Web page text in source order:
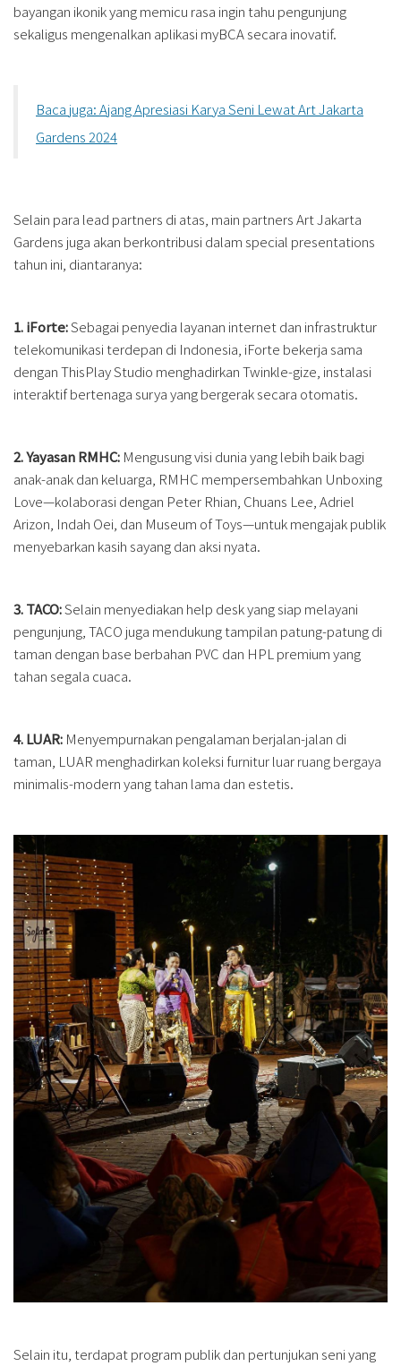
bayangan ikonik yang memicu rasa ingin tahu pengunjung
sekaligus mengenalkan aplikasi myBCA secara inovatif.
Baca juga: Ajang Apresiasi Karya Seni Lewat Art Jakarta
Gardens 2024
Selain para lead partners di atas, main partners Art Jakarta
Gardens juga akan berkontribusi dalam special presentations
tahun ini, diantaranya:
1. iForte:Sebagai penyedia layanan internet dan infrastruktur
telekomunikasi terdepan di Indonesia, iForte bekerja sama
dengan ThisPlay Studio menghadirkan Twinkle-gize, instalasi
interaktif bertenaga surya yang bergerak secara otomatis.
2. Yayasan RMHC: Mengusung visi dunia yang lebih baik bagi
anak-anak dan keluarga, RMHC mempersembahkan Unboxing
Love—kolaborasi dengan Peter Rhian, Chuans Lee, Adriel
Arizon, Indah Oei, dan Museum of Toys—untuk mengajak publik
menyebarkan kasih sayang dan aksi nyata.
3. TACO:Selain menyediakan help desk yang siap melayani
pengunjung, TACO juga mendukung tampilan patung-patung di
taman dengan base berbahan PVC dan HPL premium yang
tahan segala cuaca.
4. LUAR: Menyempurnakan pengalaman berjalan-jalan di
taman, LUAR menghadirkan koleksi furnitur luar ruang bergaya
minimalis-modern yang tahan lama dan estetis.
Selain itu, terdapat program publik dan pertunjukan seni yang